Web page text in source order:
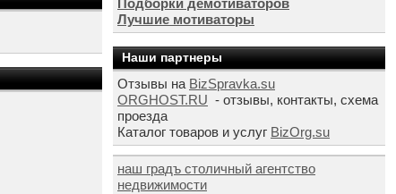
Подборки демотиваторов
Лучшие мотиваторы
Наши партнеры
Отзывы на BizSpravka.su
ORGHOST.RU - отзывы, контакты, схема
проезда
Каталог товаров и услуг BizOrg.su
наш градъ столичный агентство
недвижимости